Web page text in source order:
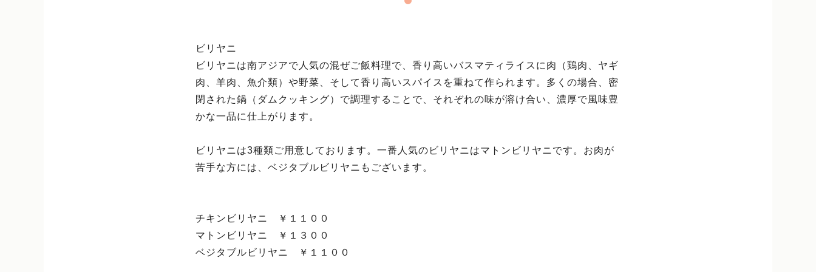
ビリヤニ
ビリヤニは南アジアで人気の混ぜご飯料理で、香り高いバスマティライスに肉（鶏肉、ヤギ
肉、羊肉、魚介類）や野菜、そして香り高いスパイスを重ねて作られます。多くの場合、密
閉された鍋（ダムクッキング）で調理することで、それぞれの味が溶け合い、濃厚で風味豊
かな一品に仕上がります。
ビリヤニは3種類ご用意しております。一番人気のビリヤニはマトンビリヤニです。お肉が
苦手な方には、ベジタブルビリヤニもございます。
チキンビリヤニ ￥１１００
マトンビリヤニ ￥１３００
ベジタブルビリヤニ ￥１１００